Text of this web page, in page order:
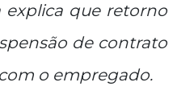
que retorno
de contrato
o empregado.